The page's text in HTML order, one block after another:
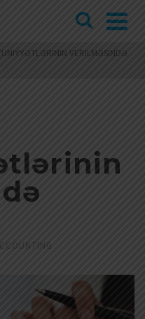
VERILMƏSINDƏ